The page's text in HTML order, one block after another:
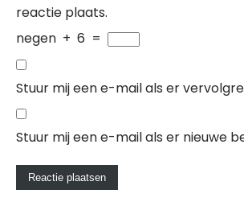
reactie plaats.
negen + 6 =
Stuur mij een e-mail als er
Stuur mij een e-mail als er nieuwe